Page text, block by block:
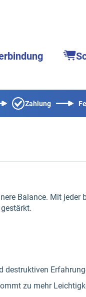
Zahlung
Balance. Mit jeder
destruktiven
zu mehr